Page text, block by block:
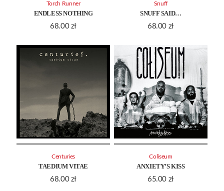
ENDLESS NOTHING
68.00 zł
Torch Runner
SNUFF SAID…
68.00 zł
Snuff
TAEDIUM VITAE
68.00 zł
Centuries
ANXIETY’S KISS
65.00 zł
Coliseum